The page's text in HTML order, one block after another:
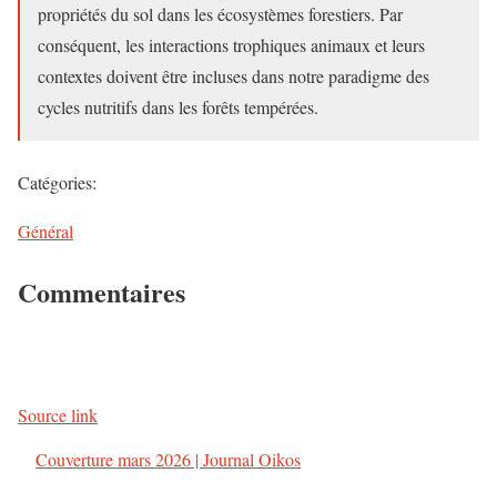
propriétés du sol dans les écosystèmes forestiers. Par
conséquent, les interactions trophiques animaux et leurs
contextes doivent être incluses dans notre paradigme des
cycles nutritifs dans les forêts tempérées.
Catégories:
Général
Commentaires
Source link
Couverture mars 2026 | Journal Oikos